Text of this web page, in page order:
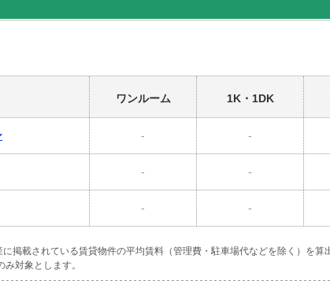
ワンルーム 1K・1DK
- -
- -
- -
掲載されている賃貸物件の平均賃料（管理費・駐車場代などを除く）を
対象とします。